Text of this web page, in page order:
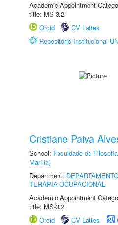
Academic Appointment
title: MS-3.2
Orcid
CV Lattes
Repositório Institucional
Cristiane Paiva
School: Faculdade de
Marília)
Department:
TERAPIA OCUPACIONAL
Academic Appointment
title: MS-3.2
Orcid
CV Lattes